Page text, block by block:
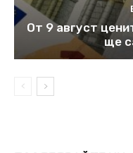
От 9 август
ще